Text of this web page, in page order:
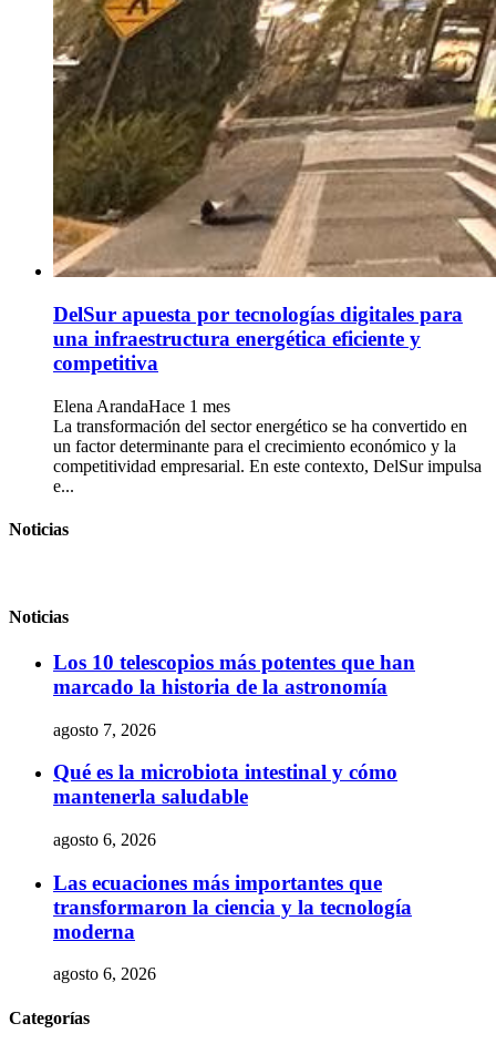
DelSur apuesta por tecnologías digitales para
una infraestructura energética eficiente y
competitiva
Elena ArandaHace 1 mes
La transformación del sector energético se ha convertido en
un factor determinante para el crecimiento económico y la
competitividad empresarial. En este contexto, DelSur impulsa
e...
Noticias
Noticias
Los 10 telescopios más potentes que han
marcado la historia de la astronomía
agosto 7, 2026
Qué es la microbiota intestinal y cómo
mantenerla saludable
agosto 6, 2026
Las ecuaciones más importantes que
transformaron la ciencia y la tecnología
moderna
agosto 6, 2026
Categorías